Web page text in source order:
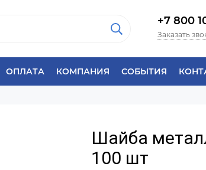
+7 800
Заказать
ОПЛАТА КОМПАНИЯ СОБЫТИЯ
Шайба
100 шт